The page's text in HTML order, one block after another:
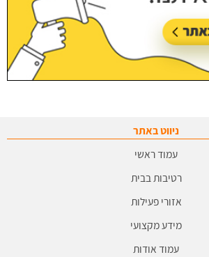
ניווט באתר
עמוד ראשי
רטיבות בבית
אזורי פעילות
מידע מקצועי
עמוד אודות